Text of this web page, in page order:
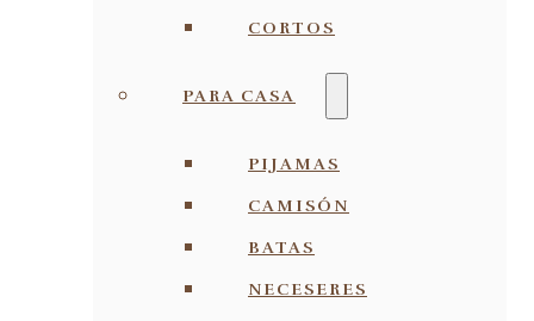
CORTOS
PARA CASA
PIJAMAS
CAMISÓN
BATAS
NECESERES